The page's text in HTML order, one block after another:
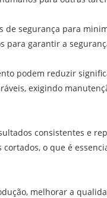
segurança para
para garantir a
podem reduzir
exigindo
consistentes e
o que é
melhorar a